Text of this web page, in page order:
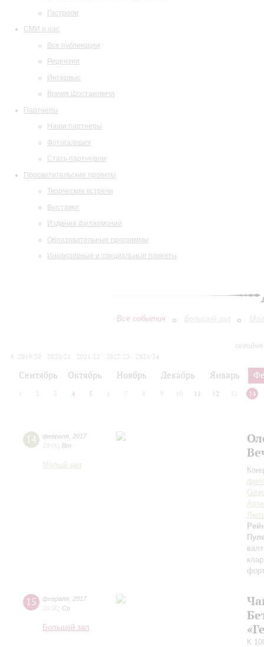
Гастроли
СМИ о нас
Все публикации
Рецензии
Интервью
Время Шостаковича
Партнеры
Наши партнеры
Фотогалерея
Стать партнером
Просветительские проекты
Творческие встречи
Выставки
Издания филармонии
Образовательные программы
Инклюзивные и специальные проекты
Все события Большой зал
2019/20
2020/21 2021/22 2022/23
2023/24
Сентябрь Октябрь Ноябрь Декабрь Январь
2 3 4 5 6 7 8 9 10 11 12 13 14
14 февраля 2017
19:00 Вт
Малый зал
15 февраля 2017
20:00 Ср
Большой зал
К